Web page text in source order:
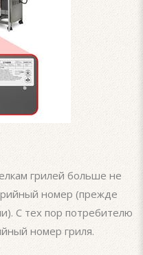
грилей больше не
номер (прежде
С тех пор потребителю
номер гриля.